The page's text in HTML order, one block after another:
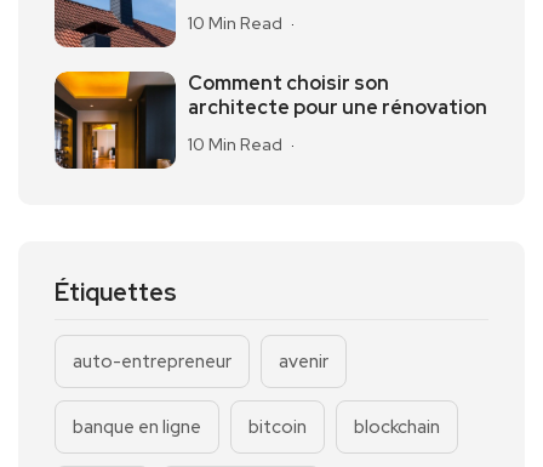
10 Min Read
Comment choisir son
architecte pour une rénovation
10 Min Read
Étiquettes
auto-entrepreneur avenir
banque en ligne bitcoin blockchain